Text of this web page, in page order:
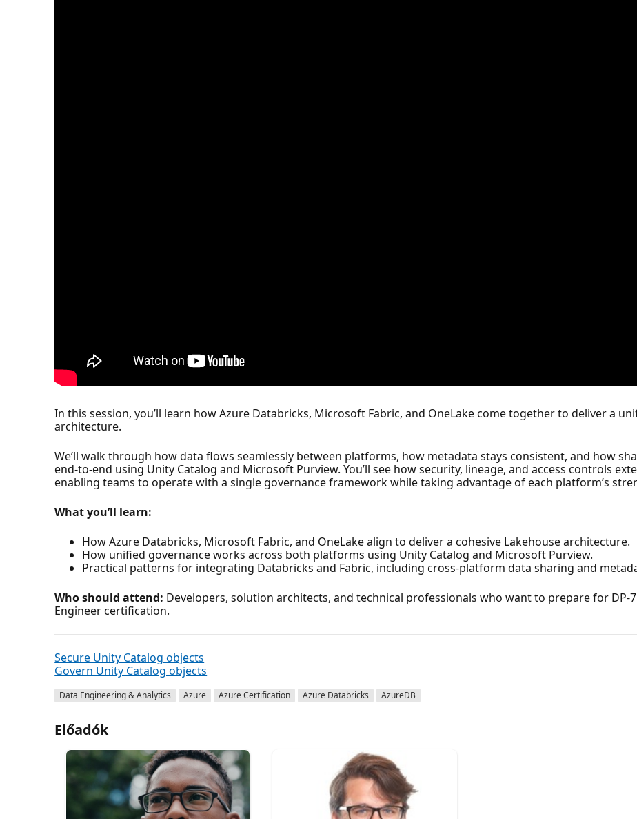
In this session, you’ll learn how Azure Databricks, Microsoft Fabric, and OneLake come together to deliver a
architecture.
We’ll walk through how data flows seamlessly between platforms, how metadata stays consistent, and how
end‑to‑end using Unity Catalog and Microsoft Purview. You’ll see how security, lineage, and access controls
enabling teams to operate with a single governance framework while taking advantage of each platform’s
What you’ll learn:
How Azure Databricks, Microsoft Fabric, and OneLake align to deliver a cohesive Lakehouse architecture.
How unified governance works across both platforms using Unity Catalog and Microsoft Purview.
Practical patterns for integrating Databricks and Fabric, including cross-platform data sharing and
Who should attend: Developers, solution architects, and technical professionals who want to prepare for DP-
Engineer certification.
Secure Unity Catalog objects
Govern Unity Catalog objects
Data Engineering & Analytics Azure Azure Certification Azure Databricks AzureDB
Előadók